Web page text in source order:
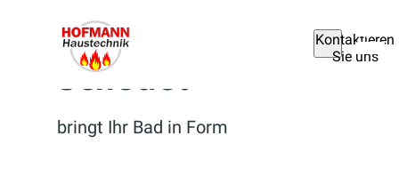
Kontaktieren
Sie uns
Schedel
bringt Ihr Bad in Form